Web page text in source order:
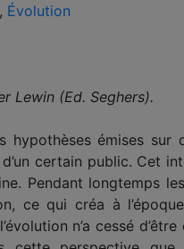
, Évolution
Lewin (Ed. Seghers).
émises
certain public. Cet
Pendant longtemps
ce qui créa à
n’a cessé